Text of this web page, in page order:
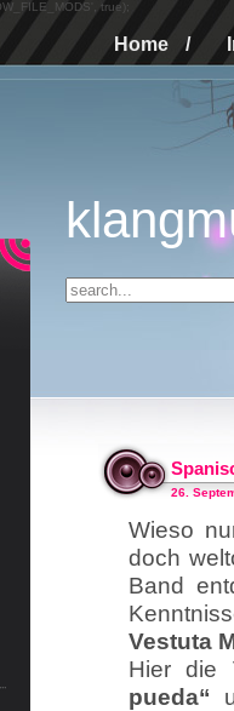
true);
Home /
26.
Wieso
doch
Band
Vestuta
Hier die
pueda“